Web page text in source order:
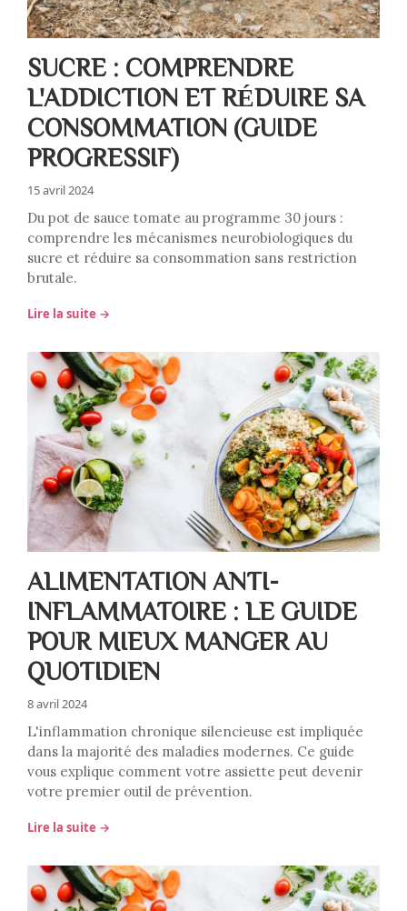
SUCRE : COMPRENDRE
L'ADDICTION ET RÉDUIRE SA
CONSOMMATION (GUIDE
PROGRESSIF)
15 avril 2024
Du pot de sauce tomate au programme 30 jours :
comprendre les mécanismes neurobiologiques du
sucre et réduire sa consommation sans restriction
brutale.
Lire la suite →
ALIMENTATION ANTI-
INFLAMMATOIRE : LE GUIDE
POUR MIEUX MANGER AU
QUOTIDIEN
8 avril 2024
L'inflammation chronique silencieuse est impliquée
dans la majorité des maladies modernes. Ce guide
vous explique comment votre assiette peut devenir
votre premier outil de prévention.
Lire la suite →